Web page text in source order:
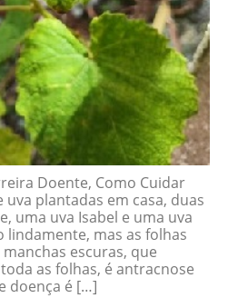
Doente, Como Cuidar
plantadas em casa, duas
uma uva Isabel e uma uva
mas as folhas
escuras, que
as folhas, é antracnose
doença é […]